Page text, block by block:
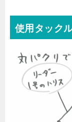
使用タック